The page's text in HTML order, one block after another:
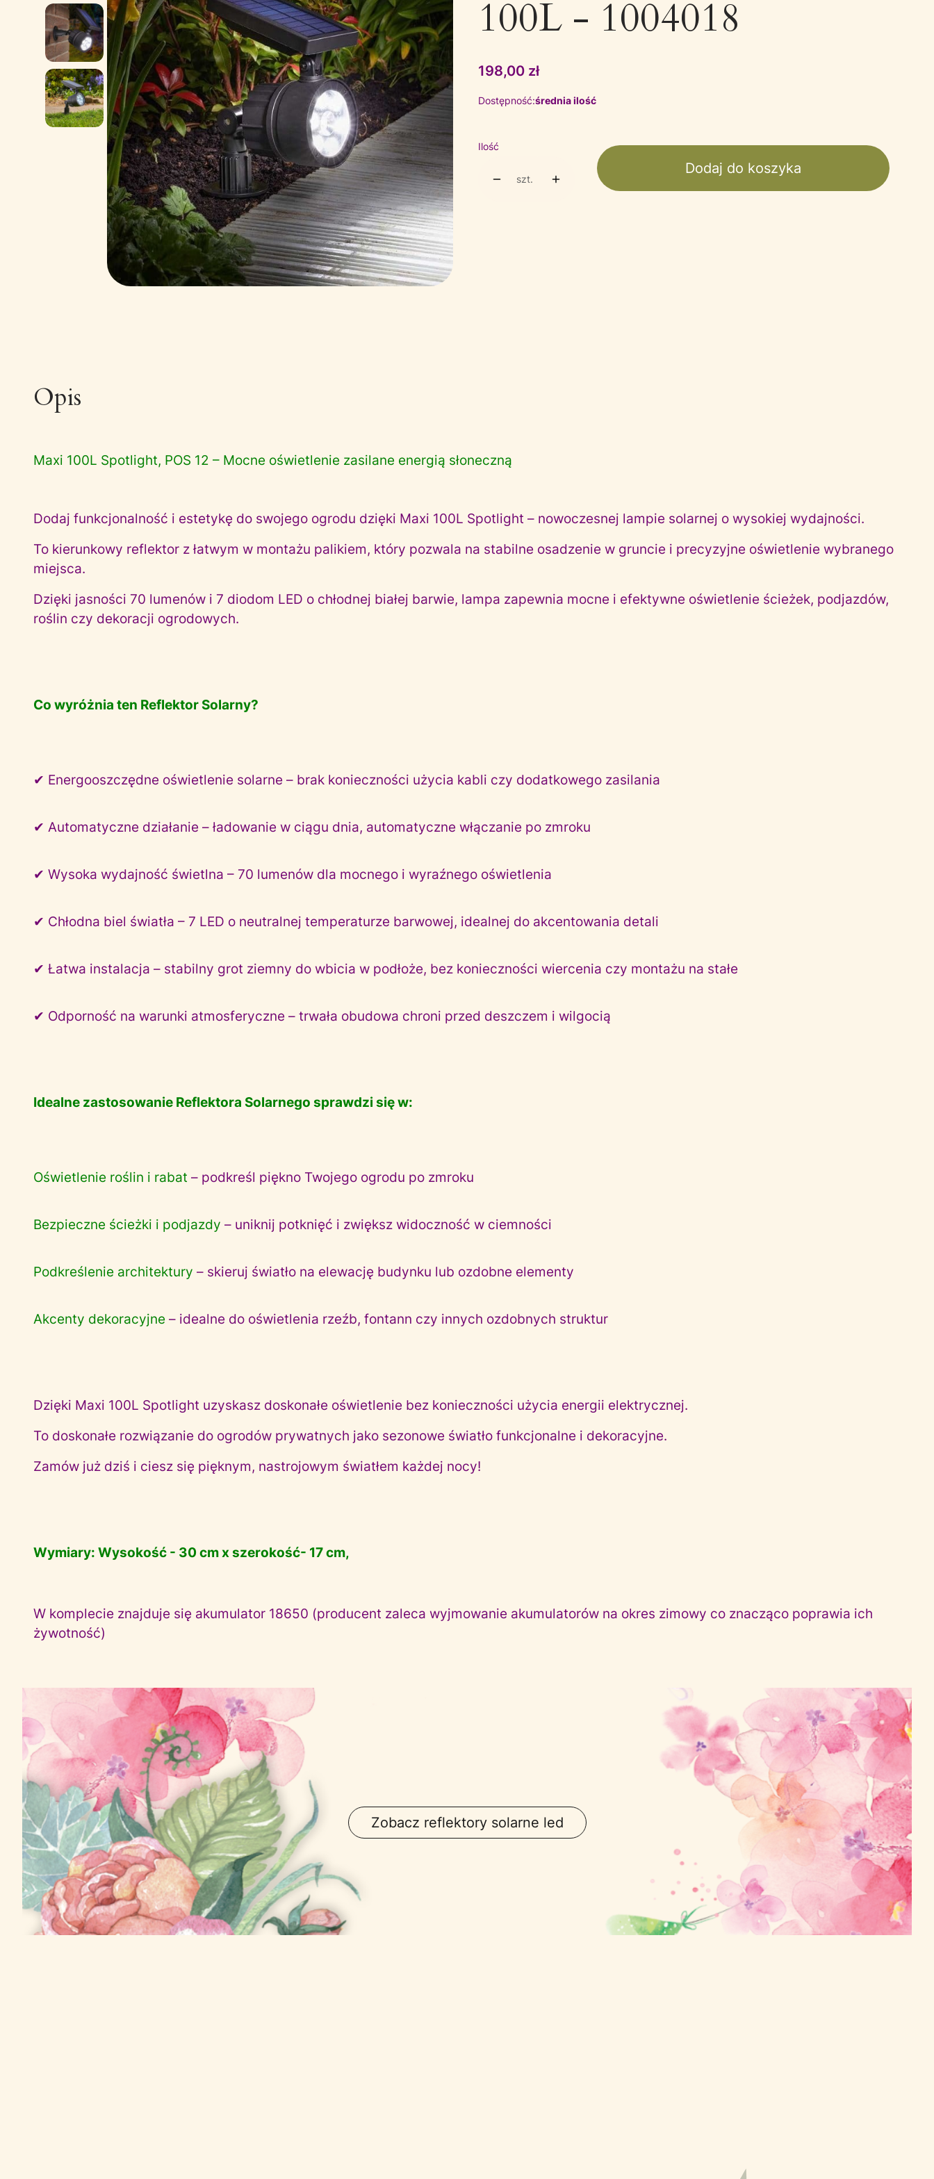
100L - 1004018
Cena
198,00 zł
Dostępność:średnia ilość
Ilość
szt.
Dodaj do koszyka
Opis
Maxi 100L Spotlight, POS 12 – Mocne oświetlenie zasilane energią słoneczną
Dodaj funkcjonalność i estetykę do swojego ogrodu dzięki Maxi 100L Spotlight – nowoczesnej lampie solarnej o wysokiej wydajności.
To kierunkowy reflektor z łatwym w montażu palikiem, który pozwala na stabilne osadzenie w gruncie i precyzyjne oświetlenie wybranego
miejsca.
Dzięki jasności 70 lumenów i 7 diodom LED o chłodnej białej barwie, lampa zapewnia mocne i efektywne oświetlenie ścieżek, podjazdów,
roślin czy dekoracji ogrodowych.
Co wyróżnia ten Reflektor Solarny?
✔ Energooszczędne oświetlenie solarne – brak konieczności użycia kabli czy dodatkowego zasilania
✔ Automatyczne działanie – ładowanie w ciągu dnia, automatyczne włączanie po zmroku
✔ Wysoka wydajność świetlna – 70 lumenów dla mocnego i wyraźnego oświetlenia
✔ Chłodna biel światła – 7 LED o neutralnej temperaturze barwowej, idealnej do akcentowania detali
✔ Łatwa instalacja – stabilny grot ziemny do wbicia w podłoże, bez konieczności wiercenia czy montażu na stałe
✔ Odporność na warunki atmosferyczne – trwała obudowa chroni przed deszczem i wilgocią
Idealne zastosowanie Reflektora Solarnego sprawdzi się w:
Oświetlenie roślin i rabat – podkreśl piękno Twojego ogrodu po zmroku
Bezpieczne ścieżki i podjazdy – uniknij potknięć i zwiększ widoczność w ciemności
Podkreślenie architektury – skieruj światło na elewację budynku lub ozdobne elementy
Akcenty dekoracyjne – idealne do oświetlenia rzeźb, fontann czy innych ozdobnych struktur
Dzięki Maxi 100L Spotlight uzyskasz doskonałe oświetlenie bez konieczności użycia energii elektrycznej.
To doskonałe rozwiązanie do ogrodów prywatnych jako sezonowe światło funkcjonalne i dekoracyjne.
Zamów już dziś i ciesz się pięknym, nastrojowym światłem każdej nocy!
Wymiary: Wysokość - 30 cm x szerokość- 17 cm,
W komplecie znajduje się akumulator 18650 (producent zaleca wyjmowanie akumulatorów na okres zimowy co znacząco poprawia ich
żywotność)
Zobacz reflektory solarne led